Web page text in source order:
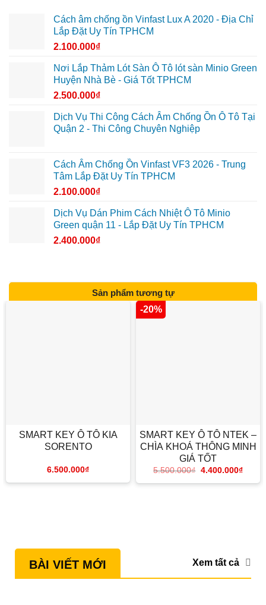
Cách âm chống ồn Vinfast Lux A 2020 - Địa Chỉ
Lắp Đặt Uy Tín TPHCM
2.100.000₫
Nơi Lắp Thảm Lót Sàn Ô Tô lót sàn Minio Green
Huyện Nhà Bè - Giá Tốt TPHCM
2.500.000₫
Dịch Vụ Thi Công Cách Âm Chống Ồn Ô Tô Tại
Quận 2 - Thi Công Chuyên Nghiệp
Cách Âm Chống Ồn Vinfast VF3 2026 - Trung
Tâm Lắp Đặt Uy Tín TPHCM
2.100.000₫
Dịch Vụ Dán Phim Cách Nhiệt Ô Tô Minio
Green quận 11 - Lắp Đặt Uy Tín TPHCM
2.400.000₫
Sản phẩm tương tự
SMART KEY Ô TÔ KIA
SORENTO
6.500.000₫
-20%
SMART KEY Ô TÔ NTEK –
CHÌA KHOÁ THÔNG MINH
GIÁ TỐT
5.500.000₫ 4.400.000₫
BÀI VIẾT MỚI Xem tất cả